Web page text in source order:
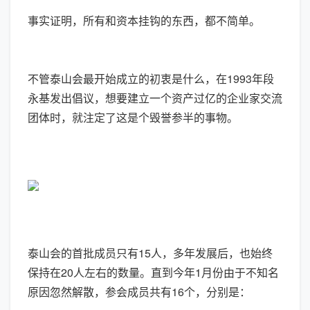
事实证明，所有和资本挂钩的东西，都不简单。
不管泰山会最开始成立的初衷是什么，在1993年段
永基发出倡议，想要建立一个资产过亿的企业家交流
团体时，就注定了这是个毁誉参半的事物。
泰山会的首批成员只有15人，多年发展后，也始终
保持在20人左右的数量。直到今年1月份由于不知名
原因忽然解散，参会成员共有16个，分别是：